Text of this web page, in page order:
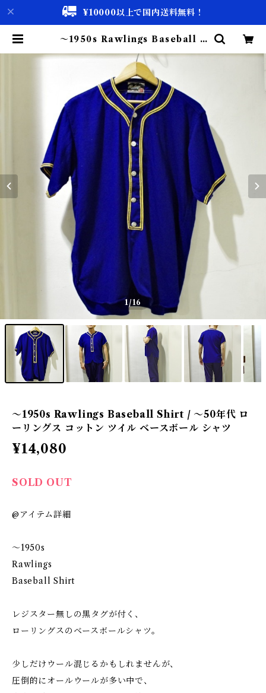
¥10000以上で国内送料無料！
〜1950s Rawlings Baseball S
トン ツイル ベースボール シャツ |
古着屋 仙台 biscco【古着 & Vint
age 通販】
1/16
〜1950s Rawlings Baseball Shirt / 〜50年代 ロ
ーリングス コットン ツイル ベースボール シャツ
¥14,080
SOLD OUT
@アイテム詳細
〜1950s
Rawlings
Baseball Shirt
レジスター無しの黒タグが付く、
ローリングスのベースボールシャツ。
少しだけウール混じるかもしれませんが、
圧倒的にオールウールが多い中で、